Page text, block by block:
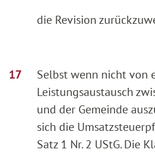
die Revision
Selbst wenn nicht von
Leistungsaustausch
und der Gemeinde
sich die
Satz 1 Nr. 2 UStG. Die